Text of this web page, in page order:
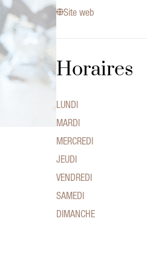
Site web
Horaires
LUNDI
MARDI
MERCREDI
JEUDI
VENDREDI
SAMEDI
DIMANCHE